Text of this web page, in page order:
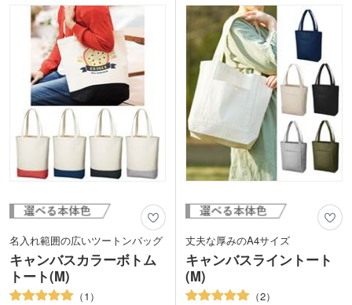
バッグ本体は10オンス相当で丈夫なキャ
ンバス生地は安定感があり、しっかり安
心。日常使いはもちろん、お買い物バッ
グにもぴったりです。
1色、2色、フルカラーで名入れ可能。ナ
チュラルな生地にロゴやキャラクターを
入れたオリジナルバッグが制作できま
す。ライブグッズや販促キャンペーンの
購入特典として人気のアイテムです。
名入れ範囲の広いツートンバッグ
キャンバスカラーボトム
トート(M)
1
丈夫な厚みのA4サイズ
キャンバスライントート
(M)
2